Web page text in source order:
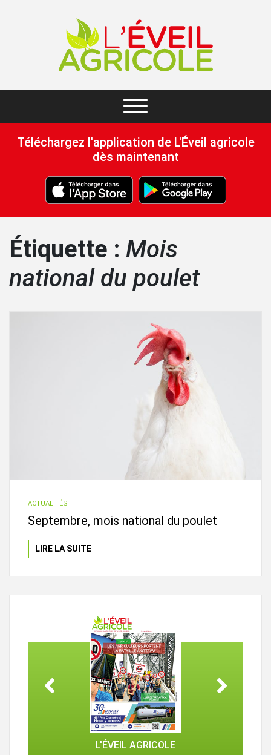
Téléchargez l'application de L'Éveil agricole
dès maintenant
Étiquette : Mois
national du poulet
ACTUALITÉS
Septembre, mois national du poulet
LIRE LA SUITE
L'ÉVEIL AGRICOLE